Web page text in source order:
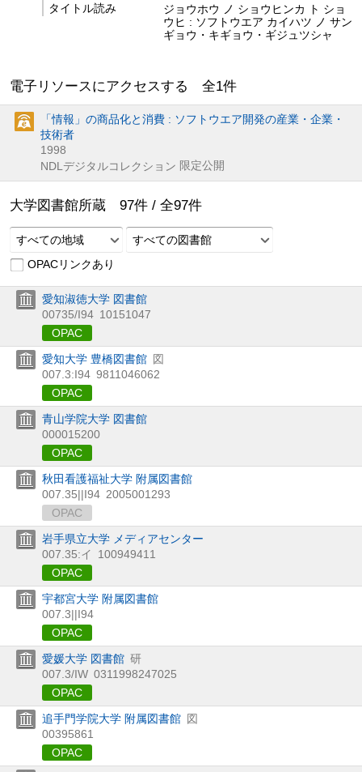
タイトル読み
ジョウホウ ノ ショウヒンカ ト ショ
ウヒ : ソフトウエア カイハツ ノ サン
ギョウ・キギョウ・ギジュツシャ
電子リソースにアクセスする 全1件
「情報」の商品化と消費 : ソフトウエア開発の産業・企業・
技術者
1998
NDLデジタルコレクション 限定公開
大学図書館所蔵 97件 / 全97件
すべての地域
すべての図書館
OPACリンクあり
愛知淑徳大学 図書館
00735/I94 10151047
OPAC
愛知大学 豊橋図書館 図
007.3:I94 9811046062
OPAC
青山学院大学 図書館
000015200
OPAC
秋田看護福祉大学 附属図書館
007.35||I94 2005001293
OPAC
岩手県立大学 メディアセンター
007.35:イ
100949411
OPAC
宇都宮大学 附属図書館
007.3||I94
OPAC
愛媛大学 図書館 研
007.3/IW 0311998247025
OPAC
追手門学院大学 附属図書館 図
00395861
OPAC